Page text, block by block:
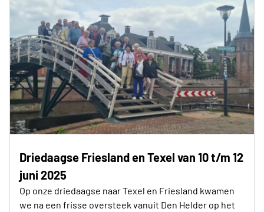
Driedaagse Friesland en Texel van 10 t/m 12
juni 2025
Op onze driedaagse naar Texel en Friesland kwamen
we na een frisse oversteek vanuit Den Helder op het